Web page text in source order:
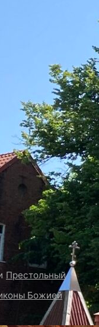
Престольный
Божией